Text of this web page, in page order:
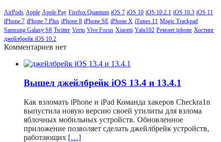
AirPods Apple Apple Pay Firefox Quantum iOS 7 iOS 10 iOS 10.2.1 iOS 10.3 iOS 11
iPhone 7 iPhone 7 Plus iPhone 8 iPhone SE iPhone X iTunes 11 Magic Trackpad
Samsung Galaxy S8 Twitter Vertu Vive Focus Xiaomi Yalu102 Ремонт iphone Хостинг
джейлбрейк iOS 10.2
Комментариев нет
Вышел джейлбрейк iOS 13.4 и 13.4.1
Как взломать iPhone и iPad Команда хакеров Checkra1n
выпустила новую версию своей утилиты для взлома
яблочных мобильных устройств. Обновленное
приложение позволяет сделать джейлбрейк устройств,
работающих […]